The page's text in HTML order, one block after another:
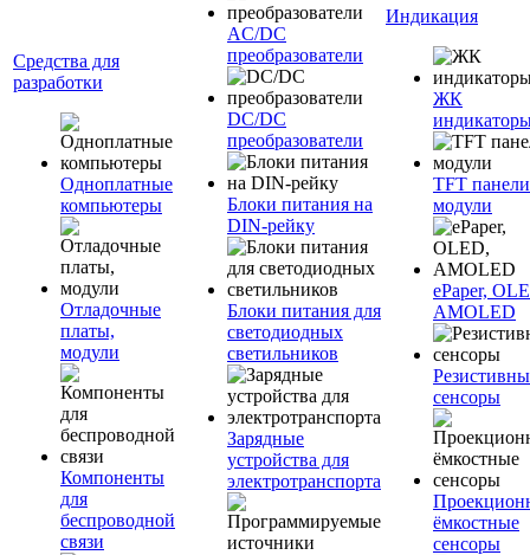
Средства для
разработки
Одноплатные
компьютеры
Отладочные
платы,
модули
Компоненты
для
беспроводной
связи
AC/DC
преобразователи
DC/DC
преобразователи
Блоки питания на
DIN-рейку
Блоки питания для
светодиодных
светильников
Зарядные
устройства для
электротранспорта
Индикация
ЖК
TFT
модули
ePaper,
AMOLED
сенсоры
ёмкостные
сенсоры